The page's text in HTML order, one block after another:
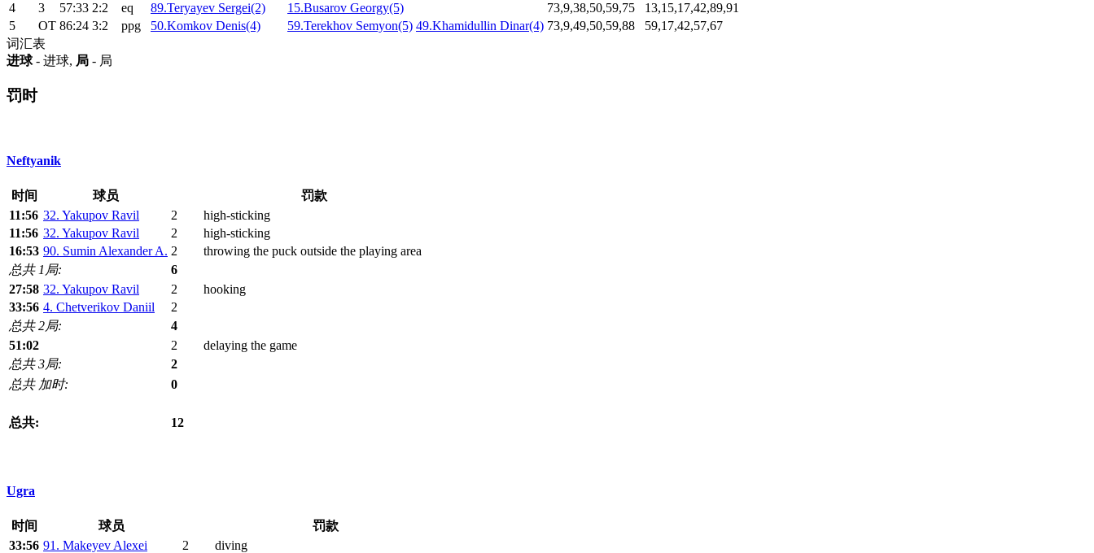
4
3 57:33 2:2 eq 89.Teryayev Sergei(2) 15.Busarov Georgy(5) 73,9,38,50,59,75
13,15,17,42,89,91
5
ОТ 86:24 3:2 ppg 50.Komkov Denis(4) 59.Terekhov Semyon(5) 49.Khamidullin Dinar(4) 73,9,49,50,59,88
59,17,42,57,67
词汇表
进球- 进球, 局 - 局
罚时
Neftyanik
时间 球员
罚款
11:56 32. Yakupov Ravil 2
high-sticking
11:56 32. Yakupov Ravil 2
high-sticking
16:53 90. Sumin Alexander A. 2
throwing the puck outside the playing area
总共 1局:
6
27:58 32. Yakupov Ravil 2
hooking
33:56 4. Chetverikov Daniil
2
总共 2局:
4
51:02
2
delaying the game
总共 3局:
2
总共 加时:
0
总共: 12
Ugra
时间 球员
罚款
33:56 91. Makeyev Alexei 2
diving